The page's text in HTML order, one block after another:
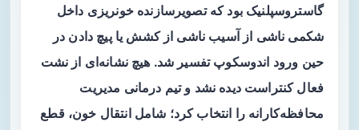
گاستروسپلنیک بود که تصویرسازنده خونریزی داخل
شکمی ناشی از آسیب ناشی از کشش یا پیچ دادن در
حین ورود اندوسکوپ تفسیر شد. هیچ نشانه‌ای از نشت
فعال کنتراست دیده نشد و تیم درمانی مدیریت
محافظه‌کارانه را انتخاب کرد؛ شامل انتقال خون، قطع